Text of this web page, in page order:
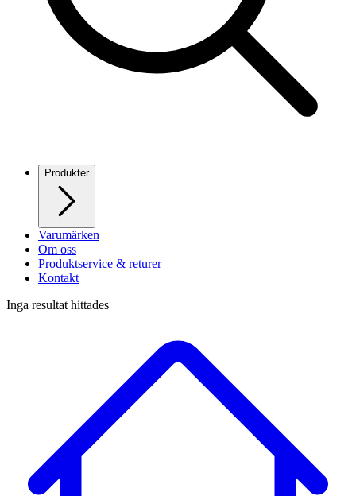
Produkter
Varumärken
Om oss
Produktservice & returer
Kontakt
Inga resultat hittades